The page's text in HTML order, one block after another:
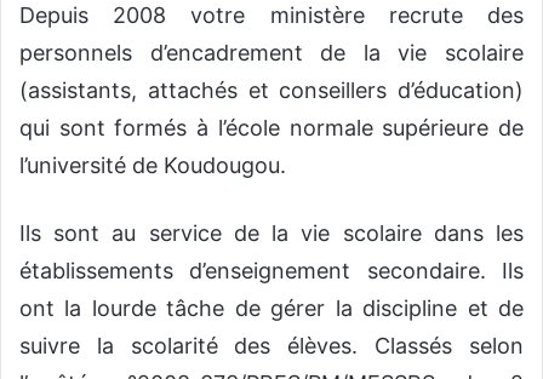
Depuis 2008 votre ministère recrute des
personnels d’encadrement de la vie scolaire
(assistants, attachés et conseillers d’éducation)
qui sont formés à l’école normale supérieure de
l’université de Koudougou.
Ils sont au service de la vie scolaire dans les
établissements d’enseignement secondaire. Ils
ont la lourde tâche de gérer la discipline et de
suivre la scolarité des élèves. Classés selon